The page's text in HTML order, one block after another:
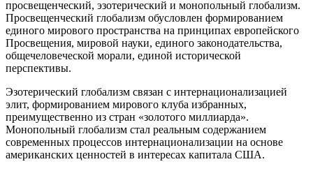
просвещенческий, эзотерический и монопольный глобализм.
Просвещенческий глобализм обусловлен формированием
единого мирового пространства на принципах европейского
Просвещения, мировой науки, единого законодательства,
общечеловеческой морали, единой исторической
перспективы.
Эзотерический глобализм связан с интернационализацией
элит, формированием мирового клуба избранных,
преимущественно из стран «золотого миллиарда».
Монопольный глобализм стал реальным содержанием
современных процессов интернационализации на основе
американских ценностей в интересах капитала США.